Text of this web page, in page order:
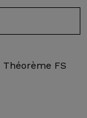
Théorème FS